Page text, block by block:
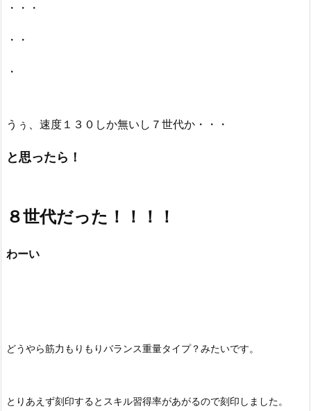
・・・
・・
・
うぅ、速度１３０しか無いし７世代か・・・
と思ったら！
８世代だった！！！！
わーい
どうやら筋力もりもりバランス重量タイプ？みたいです。
とりあえず刻印するとスキル習得率があがるので刻印しました。